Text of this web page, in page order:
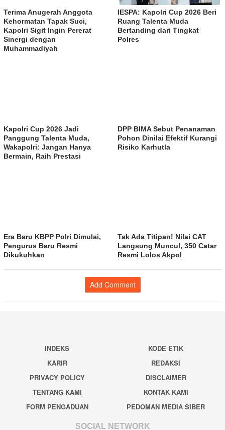
Terima Anugerah Anggota
Kehormatan Tapak Suci,
Kapolri Sigit Ingin Pererat
Sinergi dengan
Muhammadiyah
IESPA: Kapolri Cup 2026 Beri
Ruang Talenta Muda
Bertanding dari Tingkat
Polres
Kapolri Cup 2026 Jadi
Panggung Talenta Muda,
Wakapolri: Jangan Hanya
Bermain, Raih Prestasi
DPP BIMA Sebut Penanaman
Pohon Dinilai Efektif Kurangi
Risiko Karhutla
Era Baru KBPP Polri Dimulai,
Pengurus Baru Resmi
Dikukuhkan
Tak Ada Titipan! Nilai CAT
Langsung Muncul, 350 Catar
Resmi Lolos Akpol
Add Comment
INDEKS
KODE ETIK
KARIR
REDAKSI
PRIVACY POLICY
DISCLAIMER
TENTANG KAMI
KONTAK KAMI
FORM PENGADUAN
PEDOMAN MEDIA SIBER
SOCIAL NETWORK